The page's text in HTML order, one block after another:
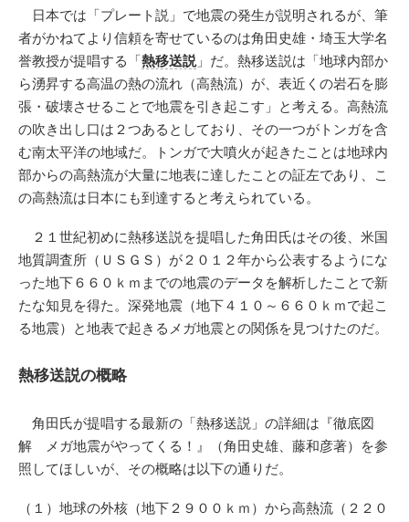
日本では「プレート説」で地震の発生が説明されるが、筆
者がかねてより信頼を寄せているのは角田史雄・埼玉大学名
誉教授が提唱する「熱移送説 」だ。熱移送説は「地球内部か
ら湧昇する高温の熱の流れ（高熱流）が、表近くの岩石を膨
張・破壊させることで地震を引き起こす」と考える。高熱流
の吹き出し口は２つあるとしており、その一つがトンガを含
む南太平洋の地域だ。トンガで大噴火が起きたことは地球内
部からの高熱流が大量に地表に達したことの証左であり、こ
の高熱流は日本にも到達すると考えられている。
２１世紀初めに熱移送説を提唱した角田氏はその後、米国
地質調査所（ＵＳＧＳ）が２０１２年から公表するようにな
った地下６６０ｋｍまでの地震のデータを解析したことで新
たな知見を得た。深発地震（地下４１０～６６０ｋｍで起こ
る地震）と地表で起きるメガ地震との関係を見つけたのだ。
熱移送説の概略
角田氏が提唱する最新の「熱移送説」の詳細は『徹底図
解 メガ地震がやってくる！』（角田史雄、藤和彦著）を参
照してほしいが、その概略は以下の通りだ。
（１）地球の外核（地下２９００ｋｍ）から高熱流（２２０